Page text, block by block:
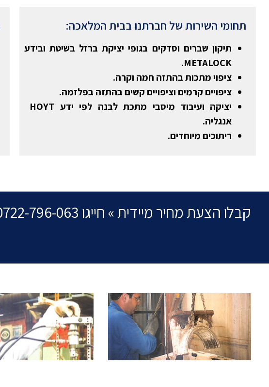
תחומי השירות של חברתנו בבית המלאכה:
תיקון שברים וסדקים בגופי יציקת ברזל בשיטת ובידע
METALOCK.
ציפוי מתכות בהתזה חמה וקרה.
ציפויים קרמים וציפויים קשים בהתזה בפלזמה.
אנגליה.
ריתוכים מיוחדים.
קבלו הצעת מחיר מיידית » חייגו 0722-796-063